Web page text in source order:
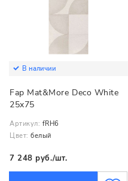
В наличии
Fap Mat&More Deco White
25x75
Артикул: fRH6
Цвет: белый
7 248 руб./шт.